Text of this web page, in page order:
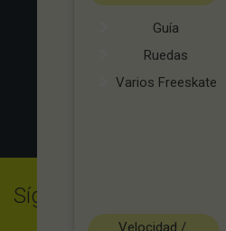
Guía
Ruedas
Varios Freeskate
Velocidad /
Síguenos en Instagram